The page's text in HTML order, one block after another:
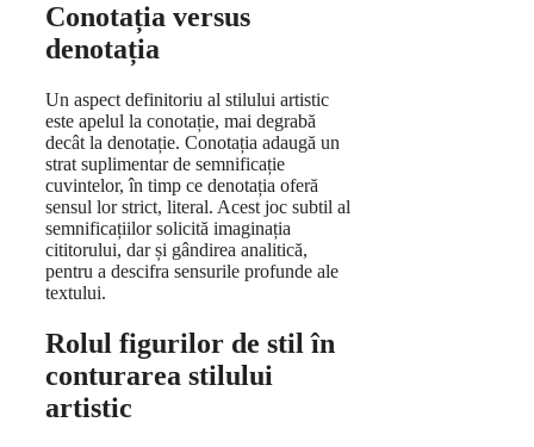
Conotația versus
denotația
Un aspect definitoriu al stilului artistic
este apelul la conotație, mai degrabă
decât la denotație. Conotația adaugă un
strat suplimentar de semnificație
cuvintelor, în timp ce denotația oferă
sensul lor strict, literal. Acest joc subtil al
semnificațiilor solicită imaginația
cititorului, dar și gândirea analitică,
pentru a descifra sensurile profunde ale
textului.
Rolul figurilor de stil în
conturarea stilului
artistic